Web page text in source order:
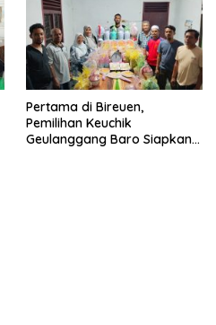
Pertama di Bireuen,
Pemilihan Keuchik
Geulanggang Baro Siapkan